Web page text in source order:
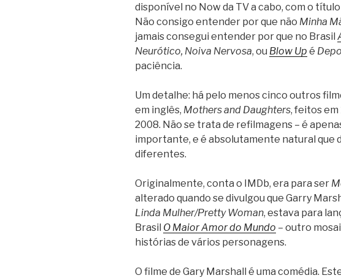
disponível no Now da TV a cabo, com o
Não consigo entender por que não Minha
jamais consegui entender por que no Brasil
Neurótico, Noiva Nervosa, ou Blow Up é
paciência.
Um detalhe: há pelo menos cinco outros
em inglês, Mothers and Daughters, feitos em
2008. Não se trata de refilmagens – é
importante, e é absolutamente natural que
diferentes.
Originalmente, conta o IMDb, era para ser
alterado quando se divulgou que Garry
Linda Mulher/Pretty Woman, estava para
Brasil O Maior Amor do Mundo – outro
histórias de vários personagens.
O filme de Gary Marshall é uma comédia.